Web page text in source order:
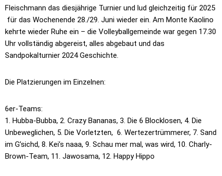
Fleischmann das diesjährige Turnier und lud gleichzeitig für 2025
für das Wochenende 28./29. Juni wieder ein. Am Monte Kaolino
kehrte wieder Ruhe ein – die Volleyballgemeinde war gegen 17.30
Uhr vollständig abgereist, alles abgebaut und das
Sandpokalturnier 2024 Geschichte.
Die Platzierungen im Einzelnen:
6er-Teams:
1. Hubba-Bubba, 2. Crazy Bananas, 3. Die 6 Blocklosen, 4. Die
Unbeweglichen, 5. Die Vorletzten, 6. Wertezertrümmerer, 7. Sand
im G’sichd, 8. Kei’s naaa, 9. Schau mer mal, was wird, 10. Charly-
Brown-Team, 11. Jawosama, 12. Happy Hippo